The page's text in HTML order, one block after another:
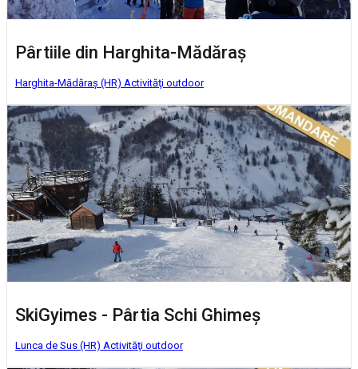
Pârtiile din Harghita-Mădăraş
Harghita-Mădăraş (HR) Activităţi outdoor
SkiGyimes - Pârtia Schi Ghimeş
Lunca de Sus (HR) Activităţi outdoor